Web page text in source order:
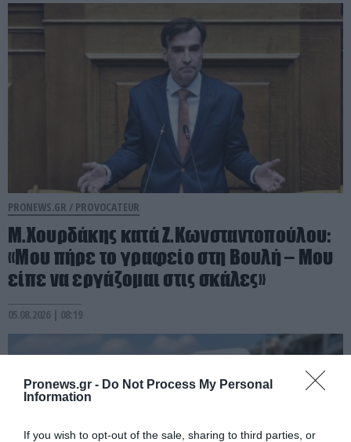
Pronews.gr - Do Not Process My Personal
Information
If you wish to opt-out of the sale, sharing to third parties, or
PRONEWS.GR / PROVOCATEUR
Μ.Χουρδάκης κατά Ζ.Κωνσταντοπούλου:
«Μου πήρε το γραφείο στη Βουλή – Μου
είπε να εργάζομαι στις σκάλες»
05.08.2026 | 08:19